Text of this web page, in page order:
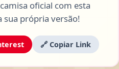
oficial com esta
sua própria versão!
🔗 Copiar Link